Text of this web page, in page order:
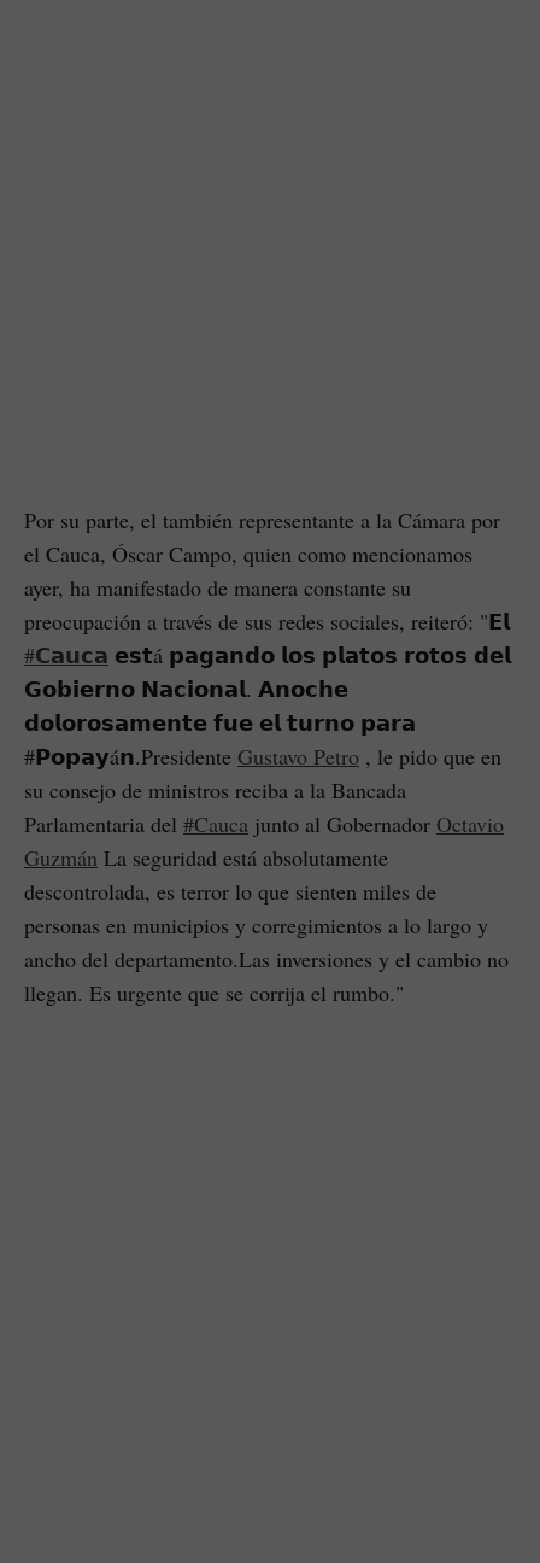
Por su parte, el también representante a la Cámara por
el Cauca, Óscar Campo, quien como mencionamos
ayer, ha manifestado de manera constante su
preocupación a través de sus redes sociales, reiteró: "𝗘𝗹
#𝗖𝗮𝘂𝗰𝗮 𝗲𝘀𝘁á 𝗽𝗮𝗴𝗮𝗻𝗱𝗼 𝗹𝗼𝘀 𝗽𝗹𝗮𝘁𝗼𝘀 𝗿𝗼𝘁𝗼𝘀 𝗱𝗲𝗹
𝗚𝗼𝗯𝗶𝗲𝗿𝗻𝗼 𝗡𝗮𝗰𝗶𝗼𝗻𝗮𝗹. 𝗔𝗻𝗼𝗰𝗵𝗲
𝗱𝗼𝗹𝗼𝗿𝗼𝘀𝗮𝗺𝗲𝗻𝘁𝗲 𝗳𝘂𝗲 𝗲𝗹 𝘁𝘂𝗿𝗻𝗼 𝗽𝗮𝗿𝗮
#𝗣𝗼𝗽𝗮𝘆á𝗻.Presidente Gustavo Petro , le pido que en
su consejo de ministros reciba a la Bancada
Parlamentaria del #Cauca junto al Gobernador Octavio
Guzmán La seguridad está absolutamente
descontrolada, es terror lo que sienten miles de
personas en municipios y corregimientos a lo largo y
ancho del departamento.Las inversiones y el cambio no
llegan. Es urgente que se corrija el rumbo."